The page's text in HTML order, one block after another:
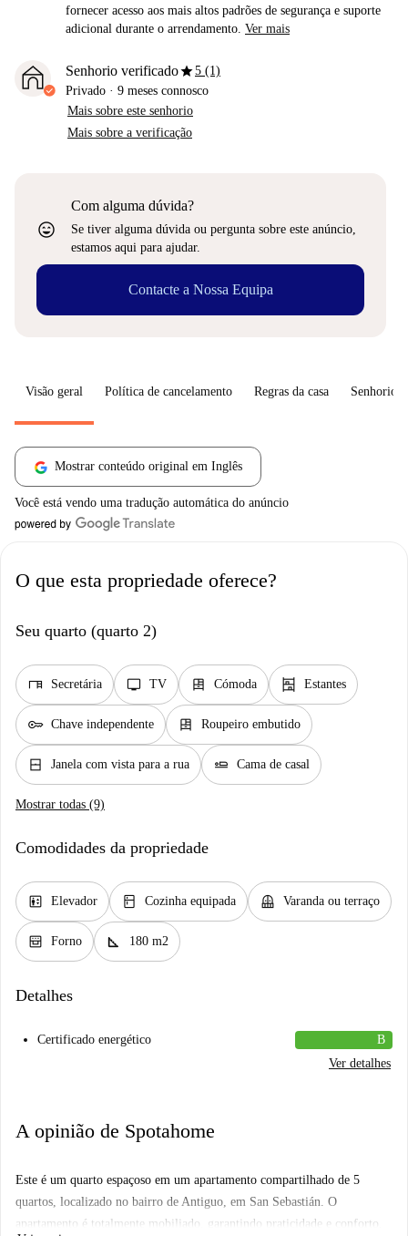
fornecer acesso aos mais altos padrões de segurança e suporte
adicional durante o arrendamento. Ver mais
Senhorio verificadostar5 (1)
Privado · 9 meses connosco
Mais sobre este senhorio
Mais sobre a verificação
sentiment_very_satisfied
Com alguma dúvida?
Se tiver alguma dúvida ou pergunta sobre este anúncio,
estamos aqui para ajudar.
Contacte a Nossa Equipa
Visão geral Política de cancelamento Regras da casa Senhorio
Mostrar conteúdo original em Inglês
Você está vendo uma tradução automática do anúncio
O que esta propriedade oferece?
Seu quarto (quarto 2)
desk Secretária tv TV dresser Cómoda shelves Estantes
key Chave independente dresser Roupeiro embutido
window_closed Janela com vista para a rua airline_seat_flat Cama de casal
Mostrar todas (9)
Comodidades da propriedade
elevator Elevador kitchen Cozinha equipada balcony Varanda ou terraço
oven_gen Forno square_foot 180 m2
Detalhes
Certificado energético
B
Ver detalhes
A opinião de Spotahome
Este é um quarto espaçoso em um apartamento compartilhado de 5
quartos, localizado no bairro de Antiguo, em San Sebastián. O
apartamento é totalmente mobiliado, garantindo praticidade e conforto.